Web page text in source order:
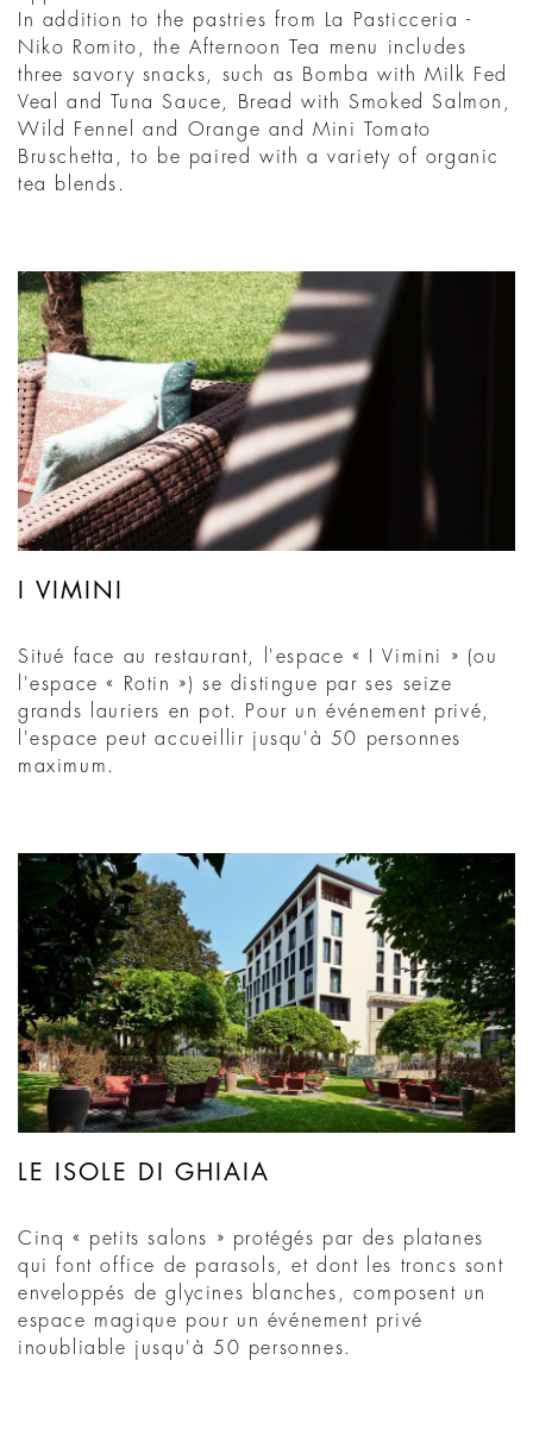
In addition to the pastries from La Pasticceria -
Niko Romito, the Afternoon Tea menu includes
three savory snacks, such as Bomba with Milk Fed
Veal and Tuna Sauce, Bread with Smoked Salmon,
Wild Fennel and Orange and Mini Tomato
Bruschetta, to be paired with a variety of organic
tea blends.
I VIMINI
Situé face au restaurant, l'espace « I Vimini » (ou
l'espace « Rotin ») se distingue par ses seize
grands lauriers en pot. Pour un événement privé,
l'espace peut accueillir jusqu'à 50 personnes
maximum.
LE ISOLE DI GHIAIA
Cinq « petits salons » protégés par des platanes
qui font office de parasols, et dont les troncs sont
enveloppés de glycines blanches, composent un
espace magique pour un événement privé
inoubliable jusqu'à 50 personnes.